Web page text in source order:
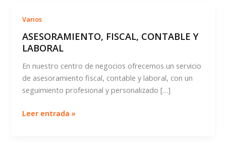
Varios
ASESORAMIENTO, FISCAL, CONTABLE Y
LABORAL
En nuestro centro de negocios ofrecemos un servicio
de asesoramiento fiscal, contable y laboral, con un
seguimiento profesional y personalizado […]
ASESORAMIENTO,
Leer entrada »